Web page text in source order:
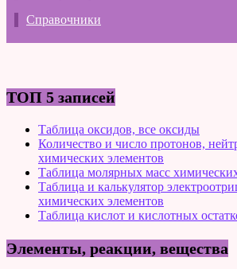
Справочники
ТОП 5 записей
Таблица оксидов, все оксиды
Количество и число протонов,
химических элементов
Таблица молярных масс
Таблица и калькулятор
химических элементов
Таблица кислот и кислотных
Элементы, реакции, вещества